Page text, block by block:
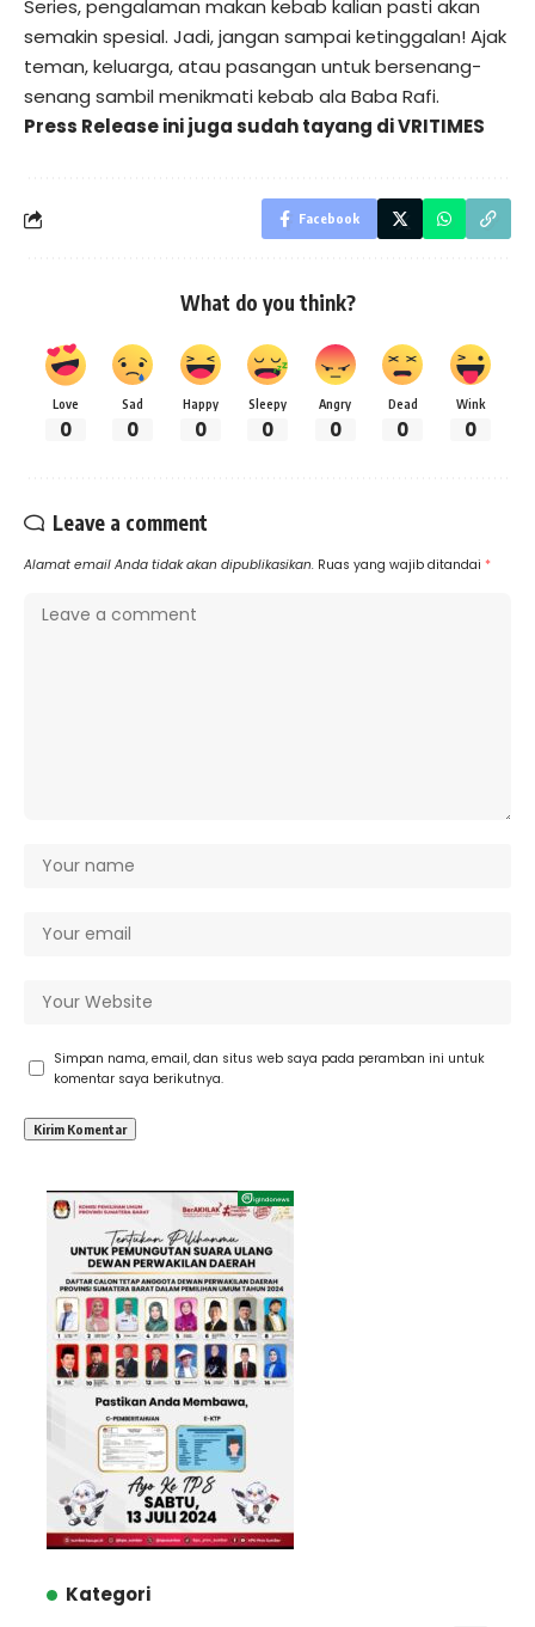
Series, pengalaman makan kebab kalian pasti akan
semakin spesial. Jadi, jangan sampai ketinggalan! Ajak
teman, keluarga, atau pasangan untuk bersenang-
senang sambil menikmati kebab ala Baba Rafi.
Press Release ini juga sudah tayang diVRITIMES
Facebook
What do you think?
Love
0
Sad
0
Happy
0
Sleepy
0
Angry
0
Dead
0
Wink
0
Leave a comment
Alamat email Anda tidak akan dipublikasikan. Ruas yang wajib ditandai *
Simpan nama, email, dan situs web saya pada peramban ini untuk
komentar saya berikutnya.
Kategori